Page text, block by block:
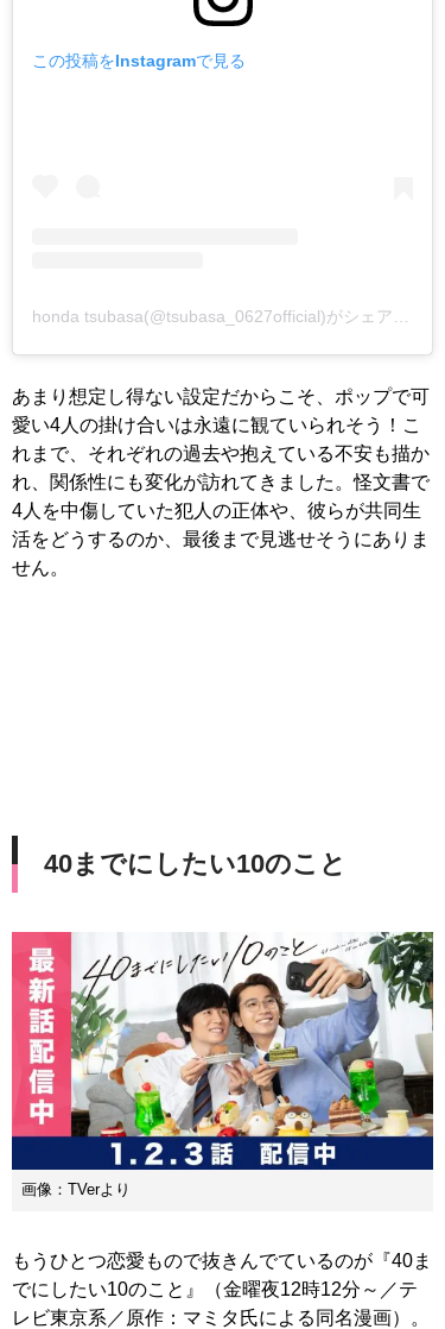
この投稿をInstagramで見る
あまり想定し得ない設定だからこそ、ポップで可
愛い4人の掛け合いは永遠に観ていられそう！こ
れまで、それぞれの過去や抱えている不安も描か
れ、関係性にも変化が訪れてきました。怪文書で
4人を中傷していた犯人の正体や、彼らが共同生
活をどうするのか、最後まで見逃せそうにありま
せん。
40までにしたい10のこと
画像：TVerより
もうひとつ恋愛もので抜きんでているのが『40ま
でにしたい10のこと』（金曜夜12時12分～／テ
レビ東京系／原作：マミタ氏による同名漫画）。